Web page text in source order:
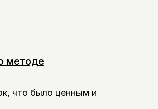
методе
что было ценным и